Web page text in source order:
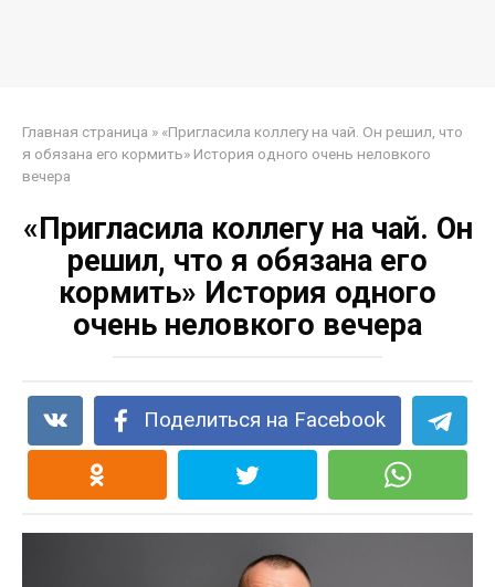
Главная страница » «Пригласила коллегу на чай. Он решил, что
я обязана его кормить» История одного очень неловкого
вечера
«Пригласила коллегу на чай. Он
решил, что я обязана его
кормить» История одного
очень неловкого вечера
Поделиться на Facebook